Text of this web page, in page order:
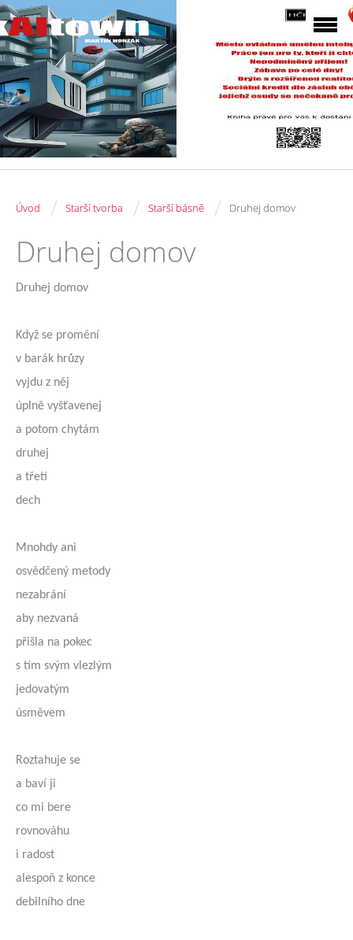
Úvod / Starší tvorba / Starší básně / Druhej domov
Druhej domov
Druhej domov
Když se promění
v barák hrůzy
vyjdu z něj
úplně vyšťavenej
a potom chytám
druhej
a třetí
dech
Mnohdy ani
osvědčený metody
nezabrání
aby nezvaná
přišla na pokec
s tím svým vlezlým
jedovatým
úsměvem
Roztahuje se
a baví ji
co mi bere
rovnováhu
i radost
alespoň z konce
debilního dne